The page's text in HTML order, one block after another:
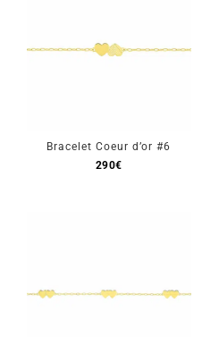
Bracelet Coeur d’or #6
290€